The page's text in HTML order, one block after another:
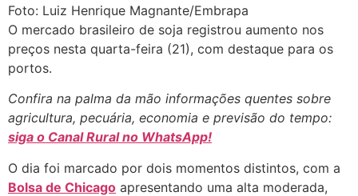
Foto: Luiz Henrique Magnante/Embrapa
O mercado brasileiro de soja registrou aumento nos
preços nesta quarta-feira (21), com destaque para os
portos.
Confira na palma da mão informações quentes sobre
agricultura, pecuária, economia e previsão do tempo:
siga o Canal Rural no WhatsApp!
O dia foi marcado por dois momentos distintos, com a
Bolsa de Chicago apresentando uma alta moderada,